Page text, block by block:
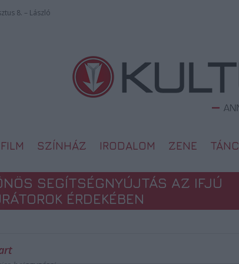
8. – László
FILM SZÍNHÁZ IRODALOM ZENE TÁNC
SEGÍTSÉGNYÚJTÁS AZ IFJÚ
ÉRDEKÉBEN